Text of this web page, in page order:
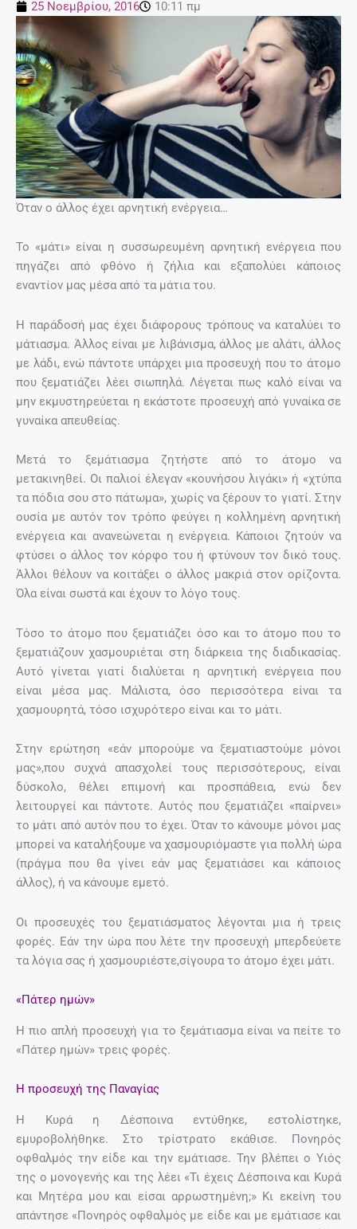
25 Νοεμβρίου, 2016 10:11 πμ
Όταν ο άλλος έχει αρνητική ενέργεια…
Το «μάτι» είναι η συσσωρευμένη αρνητική ενέργεια που
πηγάζει από φθόνο ή ζήλια και εξαπολύει κάποιος
εναντίον μας μέσα από τα μάτια του.
Η παράδοσή μας έχει διάφορους τρόπους να καταλύει το
μάτιασμα. Άλλος είναι με λιβάνισμα, άλλος με αλάτι, άλλος
με λάδι, ενώ πάντοτε υπάρχει μια προσευχή που το άτομο
που ξεματιάζει λέει σιωπηλά. Λέγεται πως καλό είναι να
μην εκμυστηρεύεται η εκάστοτε προσευχή από γυναίκα σε
γυναίκα απευθείας.
Μετά το ξεμάτιασμα ζητήστε από το άτομο να
μετακινηθεί. Οι παλιοί έλεγαν «κουνήσου λιγάκι» ή «χτύπα
τα πόδια σου στο πάτωμα», χωρίς να ξέρουν το γιατί. Στην
ουσία με αυτόν τον τρόπο φεύγει η κολλημένη αρνητική
ενέργεια και ανανεώνεται η ενέργεια. Κάποιοι ζητούν να
φτύσει ο άλλος τον κόρφο του ή φτύνουν τον δικό τους.
Άλλοι θέλουν να κοιτάξει ο άλλος μακριά στον ορίζοντα.
Όλα είναι σωστά και έχουν το λόγο τους.
Τόσο το άτομο που ξεματιάζει όσο και το άτομο που το
ξεματιάζουν χασμουριέται στη διάρκεια της διαδικασίας.
Αυτό γίνεται γιατί διαλύεται η αρνητική ενέργεια που
είναι μέσα μας. Μάλιστα, όσο περισσότερα είναι τα
χασμουρητά, τόσο ισχυρότερο είναι και το μάτι.
Στην ερώτηση «εάν μπορούμε να ξεματιαστούμε μόνοι
μας»,που συχνά απασχολεί τους περισσότερους, είναι
δύσκολο, θέλει επιμονή και προσπάθεια, ενώ δεν
λειτουργεί και πάντοτε. Αυτός που ξεματιάζει «παίρνει»
το μάτι από αυτόν που το έχει. Όταν το κάνουμε μόνοι μας
μπορεί να καταλήξουμε να χασμουριόμαστε για πολλή ώρα
(πράγμα που θα γίνει εάν μας ξεματιάσει και κάποιος
άλλος), ή να κάνουμε εμετό.
Οι προσευχές του ξεματιάσματος λέγονται μια ή τρεις
φορές. Εάν την ώρα που λέτε την προσευχή μπερδεύετε
τα λόγια σας ή χασμουριέστε,σίγουρα το άτομο έχει μάτι.
«Πάτερ ημών»
Η πιο απλή προσευχή για το ξεμάτιασμα είναι να πείτε το
«Πάτερ ημών» τρεις φορές.
Η προσευχή της Παναγίας
Η Κυρά η Δέσποινα εντύθηκε, εστολίστηκε,
εμυροβολήθηκε. Στο τρίστρατο εκάθισε. Πονηρός
οφθαλμός την είδε και την εμάτιασε. Την βλέπει ο Υιός
της ο μονογενής και της λέει «Τι έχεις Δέσποινα και Κυρά
και Μητέρα μου και είσαι αρρωστημένη;» Κι εκείνη του
απάντησε «Πονηρός οφθαλμός με είδε και με εμάτιασε και